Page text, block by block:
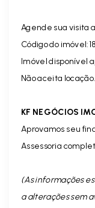
Agende sua visita
Código do
Imóvel disponível
Não aceita locação.
KF NEGÓCIOS
Aprovamos seu
Assessoria
(As informações
a alterações sem